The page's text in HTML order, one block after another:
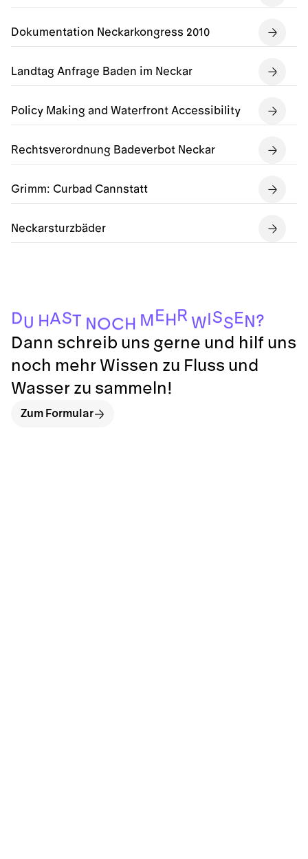
Dokumentation Neckarkongress 2010
Landtag Anfrage Baden im Neckar
Policy Making and Waterfront Accessibility
Rechtsverordnung Badeverbot Neckar
Grimm: Curbad Cannstatt
Neckarsturzbäder
DU H AST NOCH M E H R W SS E N ?
Dann schreib uns gerne und hilf uns
noch mehr Wissen zu Fluss und
Wasser zu sammeln!
Zum Formular